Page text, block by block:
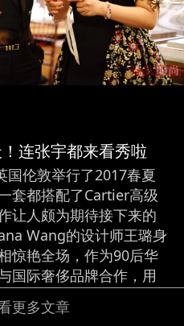
连张宇都来看秀啦
伦敦举行了2017春夏
套都搭配了Cartier高级
让人颇为期待接下来的
Wang的设计师王璐身
惊艳全场，作为90后华
国际奢侈品牌合作，用
时尚的饕餮盛宴。而在
编张宇相谈甚欢，朋友
更多文章